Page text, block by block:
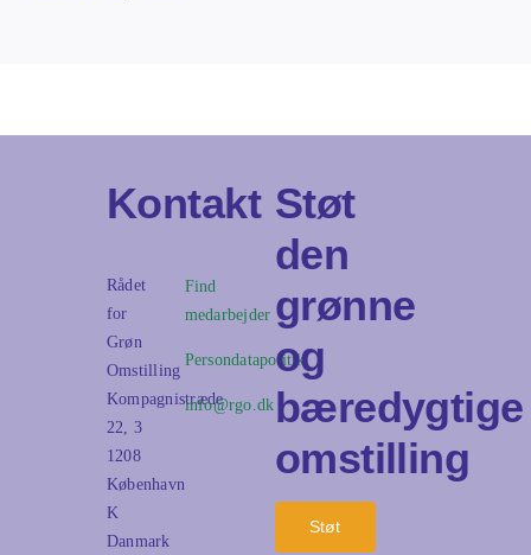
Kontakt
Rådet
for
Grøn
Omstilling
Kompagnistræde
22, 3
1208
København
K
Danmark
Find
medarbejder
Persondatapolitik
info@rgo.dk
Støt
den
grønne
og
bæredygtige
omstilling
Støt